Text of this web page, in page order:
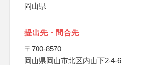
岡山県
提出先・問合先
〒700-8570
岡山県岡山市北区内山下2-4-6